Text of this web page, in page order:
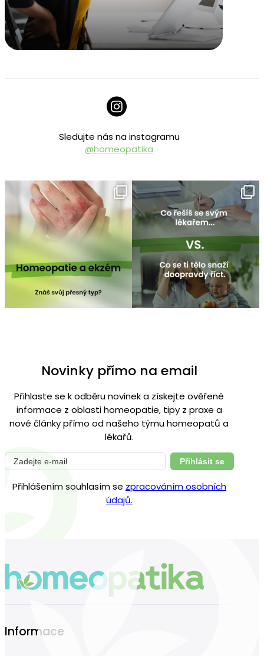
Sledujte nás na instagramu
@homeopatika
homeopatika.cz
Čvc 25
homeopatika.cz
Čvc 16
Novinky přímo na email
Přihlaste se k odběru novinek a získejte ověřené
informace z oblasti homeopatie, tipy z praxe a
nové články přímo od našeho týmu homeopatů a
lékařů.
Přihlásit se
Přihlášením souhlasím se zpracováním osobních
údajů.
Informace